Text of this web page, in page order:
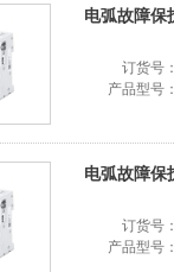
电弧故障
订货号
产品型号
电弧故障
订货号
产品型号